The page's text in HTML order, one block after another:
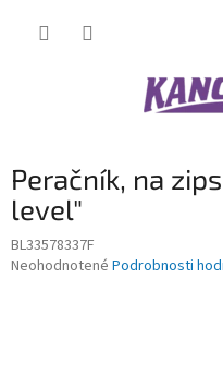
Peračník, na
level"
BL33578337F
Priemerné
Neohodnotené Podrobnosti